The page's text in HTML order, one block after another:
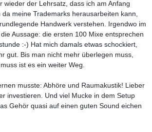
wieder der Lehrsatz, dass ich am Anfang
meine Trademarks herausarbeiten kann,
Handwerk verstehen. Irgendwo im
Aussage: die ersten 100 Mixe entsprechen
:-) Hat mich damals etwas schockiert,
gut. Bis man nicht mehr überlegen muss,
ist es ein weiter Weg.
musste: Abhöre und Raumakustik! Lieber
investieren. Und viel Mucke in dem Setup
Gehör quasi auf einen guten Sound eichen